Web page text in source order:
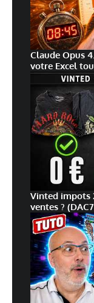
Claude Opus
votre Excel
Vinted impots
ventes ?